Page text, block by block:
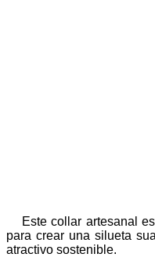
Este collar artesanal
para crear una silueta
atractivo sostenible.